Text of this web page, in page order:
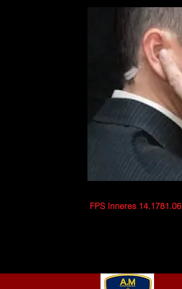
FPS Inneres 14.1781.06